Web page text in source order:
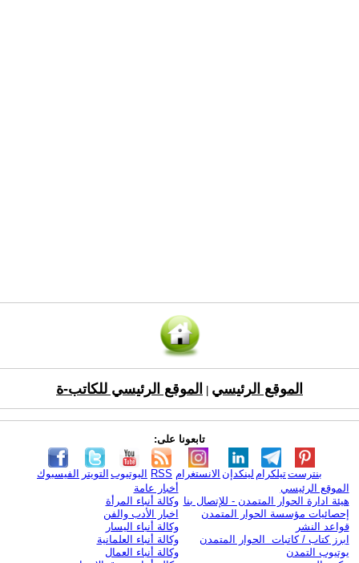
الموقع الرئيسي الموقع الرئيسي للكاتب-ة
تابعونا على:
الفيسبوك التويتر اليوتيوب RSS الانستغرام لينكدإن تيلكرامبنترست
الموقع الرئيسي
هيئة ادارة الحوار المتمدن - للإتصال بنا
إحصائيات مؤسسة الحوار المتمدن
قواعد النشر
ابرز كتاب / كاتبات الحوار المتمدن
يوتيوب التمدن
أخبار عامة
وكالة أنباء المرأة
اخبار الأدب والفن
وكالة أنباء اليسار
وكالة أنباء العلمانية
وكالة أنباء العمال